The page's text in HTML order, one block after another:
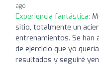
ago
Experiencia fantástica:
sitio, totalmente un
entrenamientos. Se
de ejercicio que yo
resultados y seguiré